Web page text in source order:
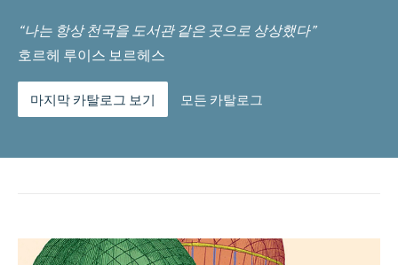
“나는 항상 천국을 도서관 같은 곳으로 상상했다”
호르헤 루이스 보르헤스
마지막 카탈로그 보기 모든 카탈로그